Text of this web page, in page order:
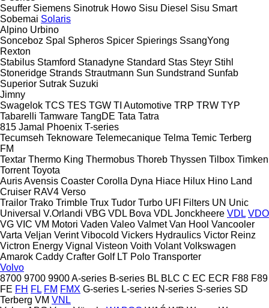
Seuffer Siemens Sinotruk Howo Sisu Diesel Sisu Smart
Sobemai Solaris
Alpino Urbino
Sonceboz Spal Spheros Spicer Spierings SsangYong
Rexton
Stabilus Stamford Stanadyne Standard Stas Steyr Stihl
Stoneridge Strands Strautmann Sun Sundstrand Sunfab
Superior Sutrak Suzuki
Jimny
Swagelok TCS TES TGW TI Automotive TRP TRW TYP
Tabarelli Tamware TangDE Tata Tatra
815 Jamal Phoenix T-series
Tecumseh Teknoware Telemecanique Telma Temic Terberg
FM
Textar Thermo King Thermobus Thoreb Thyssen Tilbox Timken
Torrent Toyota
AurisAvensis Coaster Corolla Dyna Hiace Hilux Hino Land
Cruiser RAV4 Verso
Trailor Trako Trimble Trux Tudor Turbo UFI Filters UN Unic
Universal V.Orlandi VBG VDL Bova VDL Jonckheere VDL VDO
VG VIC VM Motori Vaden Valeo Valmet Van Hool Vancooler
Varta Veljan Verint Vibocold Vickers Hydraulics Victor Reinz
Victron Energy Vignal Visteon Voith Volant Volkswagen
Amarok Caddy Crafter Golf LT Polo Transporter
Volvo
8700 9700 9900A-series B-series BL BLC C EC ECR F88 F89
FE FH FL FM FMX G-series L-series N-series S-series SD
Terberg VM VNL